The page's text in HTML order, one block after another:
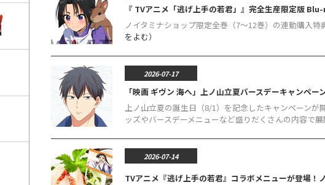
『 TVアニメ「逃げ上手の若君」』完全生産限定版
ノイタミナショップ限定全巻（7～12巻）の連動購入
をよむ）
2026-07-17
「映画 ギヴン 海へ」上ノ山立夏バースデーキャンペー
上ノ山立夏の誕生日（8/1）を記念したキャンペーン
ッズやバースデーメニューなど盛りだくさんの内容で
2026-07-14
TVアニメ『逃げ上手の若君』コラボメニューが登場！